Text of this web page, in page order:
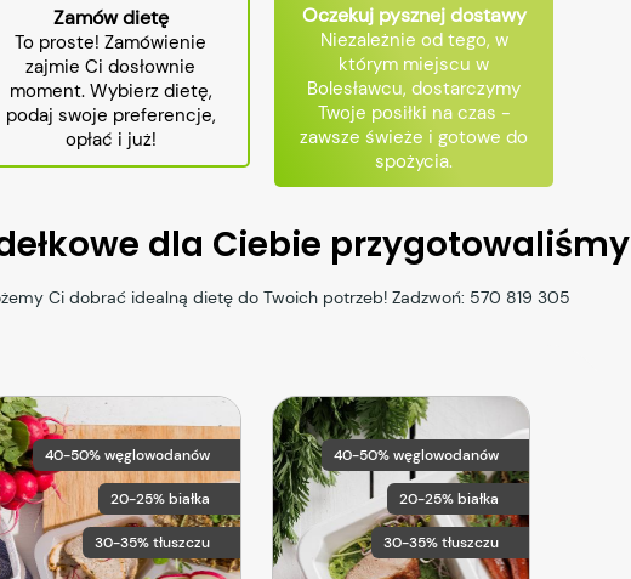
Zamów dietę
To proste! Zamówienie
zajmie Ci dosłownie
moment. Wybierz dietę,
podaj swoje preferencje,
opłać i już!
Oczekuj pysznej dostawy
Niezależnie od tego, w
którym miejscu w
Bolesławcu, dostarczymy
Twoje posiłki na czas -
zawsze świeże i gotowe do
spożycia.
dla Ciebie przygotowaliśmy
Ci dobrać idealną dietę do Twoich potrzeb! Zadzwoń: 570 819 305
40-50% węglowodanów
20-25% białka
30-35% tłuszczu
40-50% węglowodanów
20-25% białka
30-35% tłuszczu